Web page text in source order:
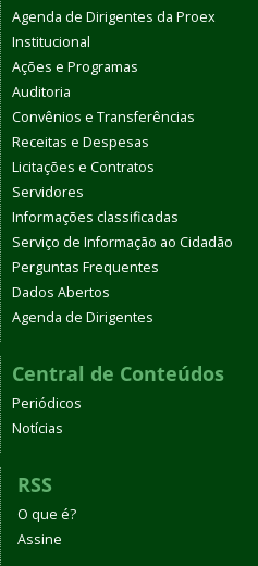
Agenda de Dirigentes da Proex
Institucional
Ações e Programas
Auditoria
Convênios e Transferências
Receitas e Despesas
Licitações e Contratos
Servidores
Informações classificadas
Serviço de Informação ao Cidadão
Perguntas Frequentes
Dados Abertos
Agenda de Dirigentes
Central de Conteúdos
Periódicos
Notícias
RSS
O que é?
Assine